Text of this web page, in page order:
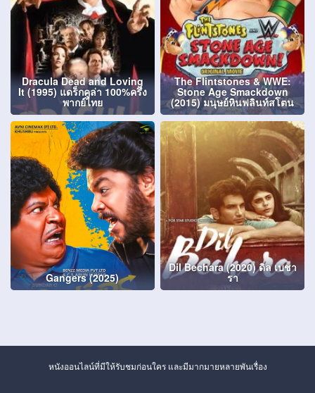
Dracula Dead and Loving
It (1995) แดร็กคูล่า 100%ครึ่ง
พากย์ไทย
The Flintstones & WWE:
Stone Age Smackdown
(2015) มนุษย์หินฟลินท์สโตน
Gangers (2025)
Dil Bechara (2020) ดิล เบชา
รา
หนังออนไลน์ที่มีให้รับชมก่อนใคร และมีมากมายหลายพันเรื่อง